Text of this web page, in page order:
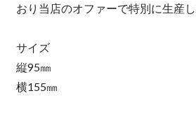
おり当店のオファーで特別に生産し
サイズ
縦95㎜
横155㎜